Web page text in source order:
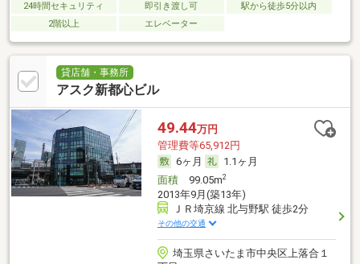
24時間セキュリティ 即引き渡し可
駅から徒歩5分以内
2階以上
エレベーター
貸店舗・事務所
アスク新都心ビル
49.44万円
管理費等65,912円
6ヶ月
1.1ヶ月
面積99.05m2
2013年9月(築13年)
ＪＲ埼京線 北与野駅 徒歩2分
その他の交通
埼玉県さいたま市中央区上落合１